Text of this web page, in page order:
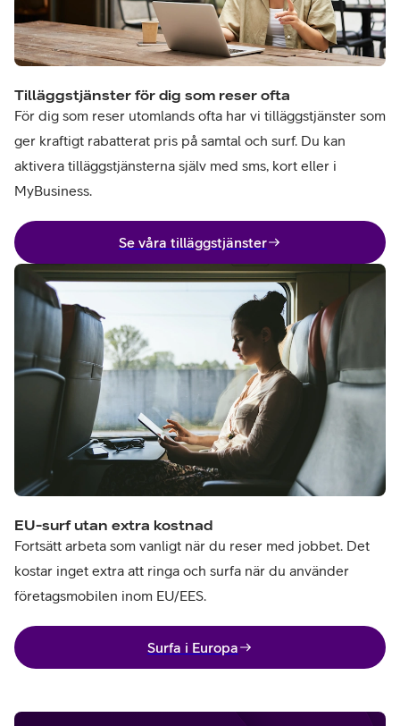
Tilläggstjänster för dig som reser ofta
För dig som reser utomlands ofta har vi tilläggstjänster som
ger kraftigt rabatterat pris på samtal och surf. Du kan
aktivera tilläggstjänsterna själv med sms, kort eller i
MyBusiness.
Se våra tilläggstjänster
EU-surf utan extra kostnad
Fortsätt arbeta som vanligt när du reser med jobbet. Det
kostar inget extra att ringa och surfa när du använder
företagsmobilen inom EU/EES.
Surfa i Europa